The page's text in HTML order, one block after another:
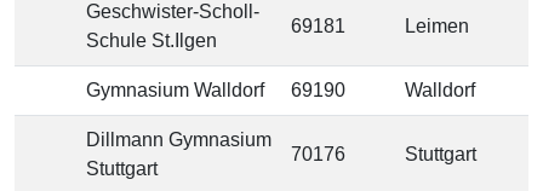
Geschwister-Scholl-
Schule St.Ilgen
69181 Leimen
Gymnasium Walldorf 69190 Walldorf
Dillmann Gymnasium
Stuttgart
70176 Stuttgart